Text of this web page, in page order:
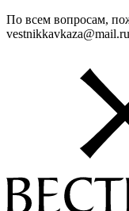
По всем вопросам,
vestnikkavkaza@mail.ru